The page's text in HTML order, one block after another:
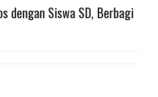
dengan Siswa SD, Berbagi